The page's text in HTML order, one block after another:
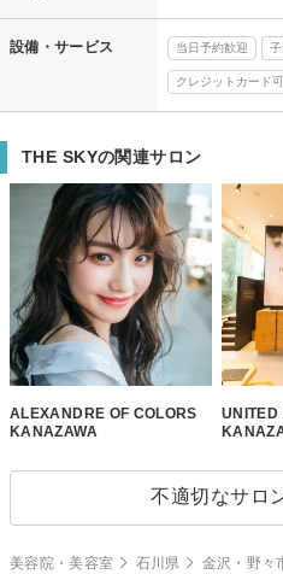
設備・サービス 当日予約歓迎
クレジットカード可
THE SKYの関連サロン
ALEXANDRE OF COLORS
KANAZAWA
UNITED
不適切なサロ
美容院・美容室 石川県 金沢・野々